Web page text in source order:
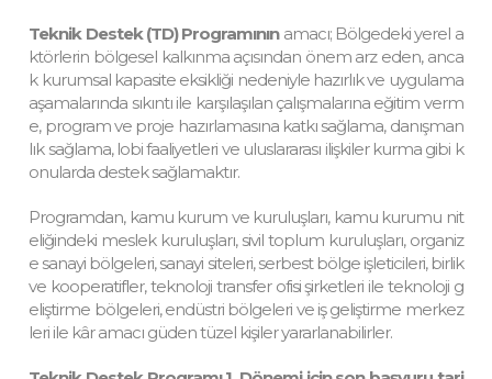
Teknik Destek (TD) Programınınamacı; Bölgedeki yerel a
ktörlerin bölgesel kalkınma açısından önem arz eden, anca
k kurumsal kapasite eksikliği nedeniyle hazırlık ve uygulama
aşamalarında sıkıntı ile karşılaşılan çalışmalarına eğitim verm
e, program ve proje hazırlamasına katkı sağlama, danışman
lık sağlama, lobi faaliyetleri ve uluslararası ilişkiler kurma gibi k
onularda destek sağlamaktır.
Programdan, kamu kurum ve kuruluşları, kamu kurumu nit
eliğindeki meslek kuruluşları, sivil toplum kuruluşları, organiz
e sanayi bölgeleri, sanayi siteleri, serbest bölge işleticileri, birlik
ve kooperatifler, teknoloji transfer ofisi şirketleri ile teknoloji g
eliştirme bölgeleri, endüstri bölgeleri ve iş geliştirme merkez
leri ile kâr amacı güden tüzel kişiler yararlanabilirler.